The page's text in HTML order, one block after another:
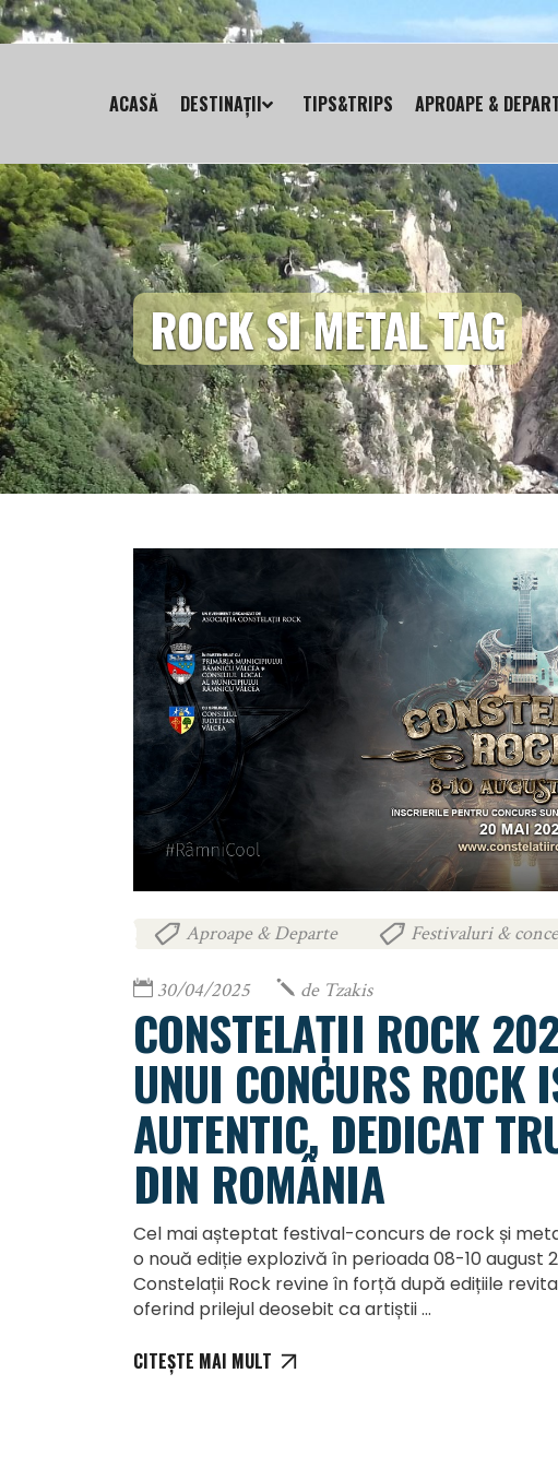
ACASĂ DESTINAȚII TIPS&TRIPS APROAPE &
ROCK SI METAL TAG
Aproape & Departe Festivaluri &
30/04/2025 de Tzakis
CONSTELAȚII ROCK
UNUI CONCURS ROCK
AUTENTIC, DEDICAT
DIN ROMÂNIA
Cel mai așteptat festival-concurs de rock și
o nouă ediție explozivă în perioada 08-10 august
Constelații Rock revine în forță după edițiile
oferind prilejul deosebit ca artiștii
CITEȘTE MAI MULT